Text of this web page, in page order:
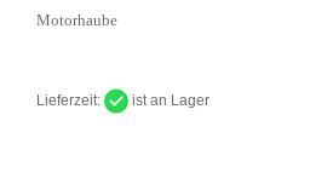
Motorhaube
Lieferzeit: ist an Lager